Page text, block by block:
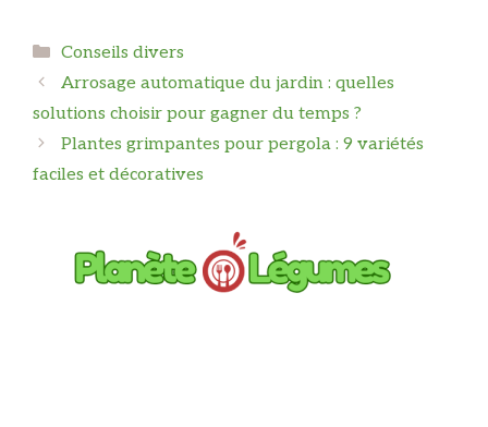
Catégories
Conseils divers
Arrosage automatique du jardin : quelles
solutions choisir pour gagner du temps ?
Plantes grimpantes pour pergola : 9 variétés
faciles et décoratives